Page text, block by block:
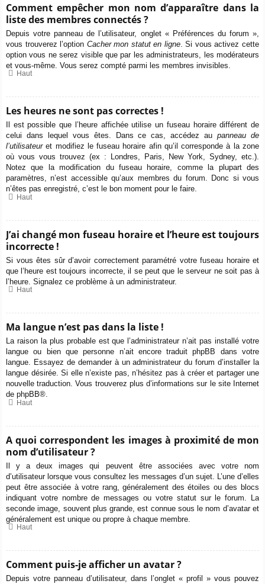
Comment empêcher mon nom d’apparaître dans la
liste des membres connectés ?
Depuis votre panneau de l’utilisateur, onglet « Préférences du forum »,
vous trouverez l’option Cacher mon statut en ligne. Si vous activez cette
option vous ne serez visible que par les administrateurs, les modérateurs
et vous-même. Vous serez compté parmi les membres invisibles.
Haut
Les heures ne sont pas correctes !
Il est possible que l’heure affichée utilise un fuseau horaire différent de
celui dans lequel vous êtes. Dans ce cas, accédez aupanneau de
l’utilisateuret modifiez le fuseau horaire afin qu’il corresponde à la zone
où vous vous trouvez (ex : Londres, Paris, New York, Sydney, etc.).
Notez que la modification du fuseau horaire, comme la plupart des
paramètres, n’est accessible qu’aux membres du forum. Donc si vous
n’êtes pas enregistré, c’est le bon moment pour le faire.
Haut
J’ai changé mon fuseau horaire et l’heure est toujours
incorrecte !
Si vous êtes sûr d’avoir correctement paramétré votre fuseau horaire et
que l’heure est toujours incorrecte, il se peut que le serveur ne soit pas à
l’heure. Signalez ce problème à un administrateur.
Haut
Ma langue n’est pas dans la liste !
La raison la plus probable est que l’administrateur n’ait pas installé votre
langue ou bien que personne n’ait encore traduit phpBB dans votre
langue. Essayez de demander à un administrateur du forum d’installer la
langue désirée. Si elle n’existe pas, n’hésitez pas à créer et partager une
nouvelle traduction. Vous trouverez plus d’informations sur le site Internet
de phpBB®.
Haut
A quoi correspondent les images à proximité de mon
nom d’utilisateur ?
Il y a deux images qui peuvent être associées avec votre nom
d’utilisateur lorsque vous consultez les messages d’un sujet. L’une d’elles
peut être associée à votre rang, généralement des étoiles ou des blocs
indiquant votre nombre de messages ou votre statut sur le forum. La
seconde image, souvent plus grande, est connue sous le nom d’avatar et
généralement est unique ou propre à chaque membre.
Haut
Comment puis-je afficher un avatar ?
Depuis votre panneau d’utilisateur, dans l’onglet « profil » vous pouvez